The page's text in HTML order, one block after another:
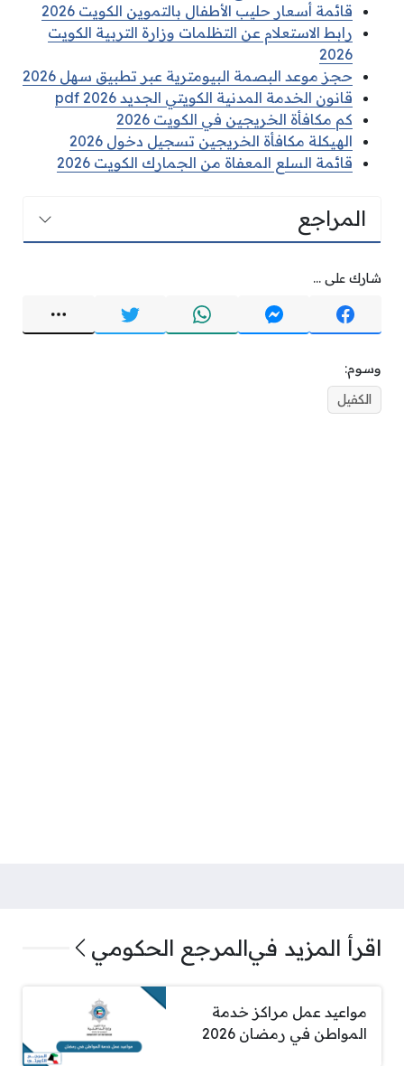
قائمة أسعار حليب الأطفال بالتموين الكويت 2026
رابط الاستعلام عن التظلمات وزارة التربية الكويت
2026
حجز موعد البصمة البيومترية عبر تطبيق سهل 2026
قانون الخدمة المدنية الكويتي الجديد pdf 2026
كم مكافأة الخريجين في الكويت 2026
الهيكلة مكافأة الخريجين تسجيل دخول 2026
قائمة السلع المعفاة من الجمارك الكويت 2026
المراجع
شارك على ...
وسوم:
الكفيل
اقرأ المزيد فيالمرجع الحكومي
مواعيد عمل مراكز خدمة
المواطن في رمضان 2026